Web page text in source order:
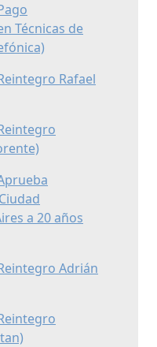
Técnicas de
Rafael
a 20 años
Adrián